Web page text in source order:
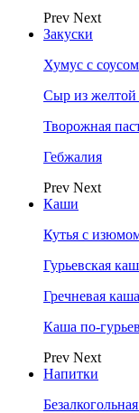
Prev Next
Закуски
Хумус с
Сыр из
Творожная
Гебжалия
Prev Next
Каши
Кутья с
Гурьевская
Гречневая
Каша по-
Prev Next
Напитки